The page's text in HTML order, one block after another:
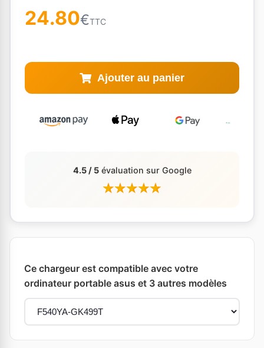
24.80€TTC
Ajouter au panier
4.5 / 5évaluation sur Google
Ce chargeur est compatible avec votre
ordinateur portable asus et 3 autres modèles